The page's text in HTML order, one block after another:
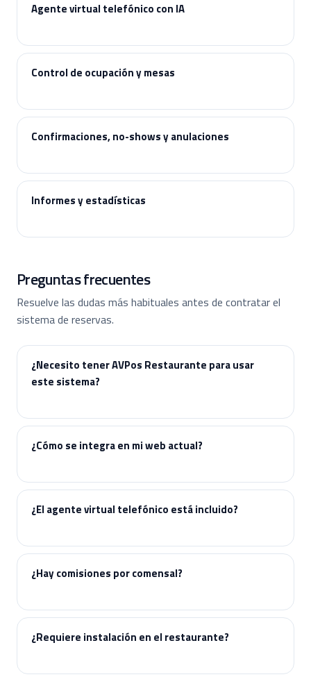
Agente virtual telefónico con IA
Control de ocupación y mesas
Confirmaciones, no-shows y anulaciones
Informes y estadísticas
Preguntas frecuentes
Resuelve las dudas más habituales antes de contratar el
sistema de reservas.
¿Necesito tener AVPos Restaurante para usar
este sistema?
¿Cómo se integra en mi web actual?
¿El agente virtual telefónico está incluido?
¿Hay comisiones por comensal?
¿Requiere instalación en el restaurante?